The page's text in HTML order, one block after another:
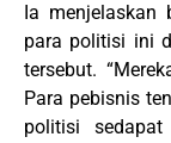
Ia menjelaskan
para politisi ini
tersebut.
Para pebisnis
politisi sedapat